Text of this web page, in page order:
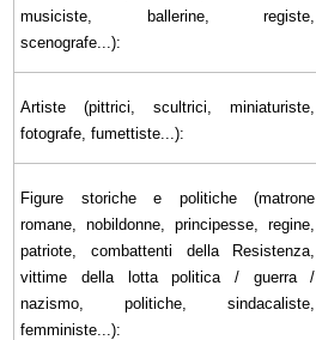
musiciste, ballerine, registe,
scenografe...):
Artiste (pittrici, scultrici, miniaturiste,
fotografe, fumettiste...):
Figure storiche e politiche (matrone
romane, nobildonne, principesse, regine,
patriote, combattenti della Resistenza,
vittime della lotta politica / guerra /
nazismo, politiche, sindacaliste,
femministe...):